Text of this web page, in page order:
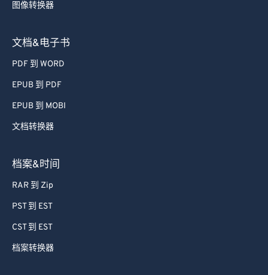
图像转换器
文档&电子书
PDF 到 WORD
EPUB 到 PDF
EPUB 到 MOBI
文档转换器
档案&时间
RAR 到 Zip
PST 到 EST
CST 到 EST
档案转换器